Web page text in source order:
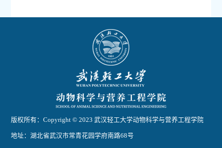
版权所有：Copyright © 2023 武汉轻工大学动物科学与营养工程学院
地址：湖北省武汉市常青花园学府南路68号